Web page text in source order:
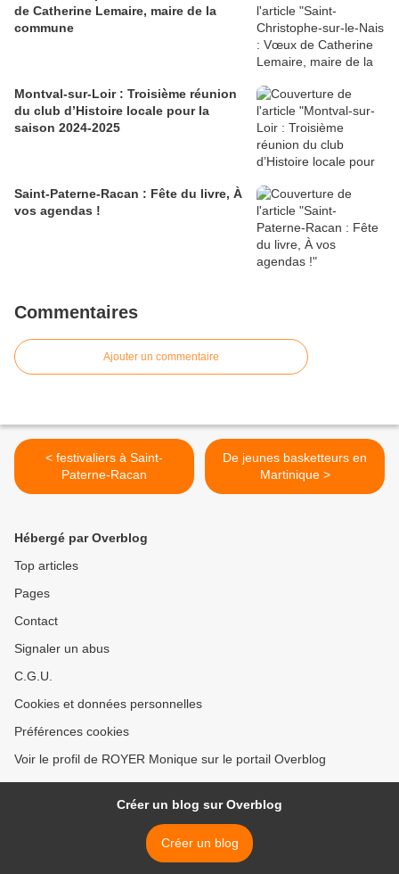
de Catherine Lemaire, maire de la
commune
Montval-sur-Loir : Troisième réunion
du club d’Histoire locale pour la
saison 2024-2025
Saint-Paterne-Racan : Fête du livre, À
vos agendas !
Commentaires
Ajouter un commentaire
< festivaliers à Saint-
Paterne-Racan
De jeunes basketteurs en
Martinique >
Hébergé par Overblog
Top articles
Pages
Contact
Signaler un abus
C.G.U.
Cookies et données personnelles
Préférences cookies
Voir le profil de ROYER Monique sur le portail Overblog
Créer un blog sur Overblog
Créer un blog